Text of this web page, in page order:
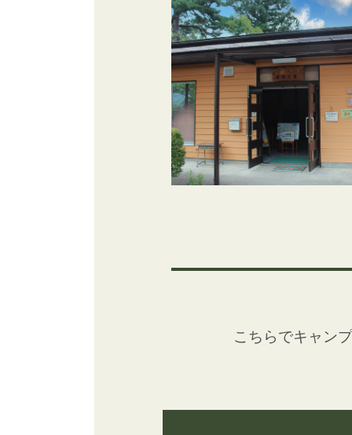
こちらでキャン